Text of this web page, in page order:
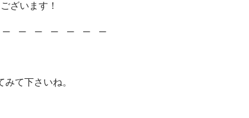
ざいます！
─ ─ ─ ─ ─ ─
て下さいね。